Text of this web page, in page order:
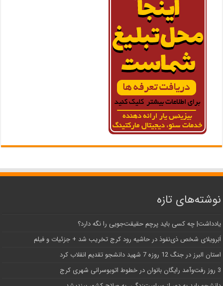
نوشته‌های تازه
یادداشت| ‌چه کسی باید پرچم حقیقت‌جویی را نگه دارد؟
اَبَر‌ویلای شخص ذی‌نفوذ در حاشیه‌ رود کرج تخریب شد + جزئیات و فیلم
استان البرز در جنگ 12 روزه 7 شهید دانشجو تقدیم انقلاب کرد
3 روز رفت‌وآمد رایگان بانوان در خطوط اتوبوسرانی شهری کرج